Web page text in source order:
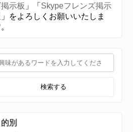
掲示板 」「 Skypeフレンズ掲示
」をよろしくお願いいたしま
検索する
的別